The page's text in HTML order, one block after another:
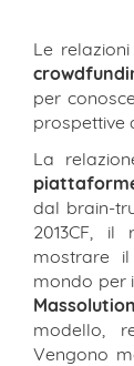
Le
per
prospettive
La
dal brain-
2013CF,
mostrare
mondo per
modello,
Vengono